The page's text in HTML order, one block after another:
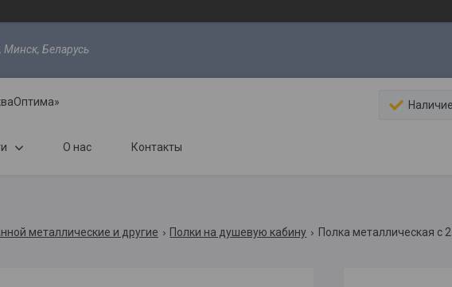
Минск, Беларусь
О нас Контакты
металлические и другие Полки на душевую кабину Полка металлическая с